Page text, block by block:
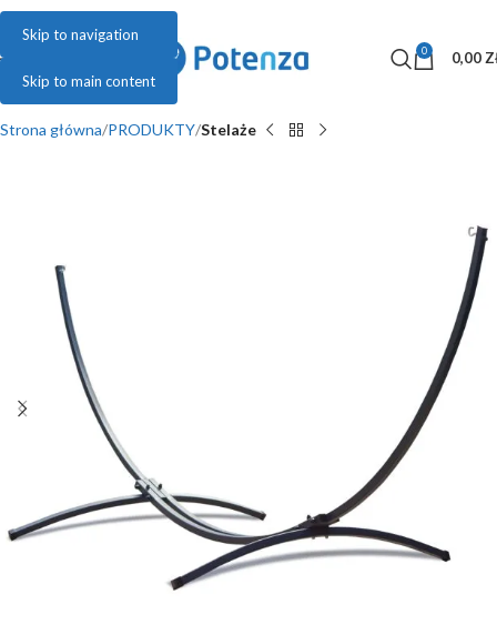
Skip to navigation
Skip to main content
0 0,00
Strona główna PRODUKTY Stelaże